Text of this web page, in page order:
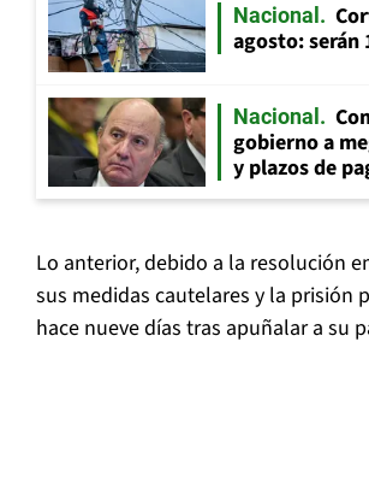
Nacional
agosto: serán
Nacional
gobierno a
y plazos de
Lo anterior, debido a la resolución
sus medidas cautelares y la prisión
hace nueve días tras apuñalar a su